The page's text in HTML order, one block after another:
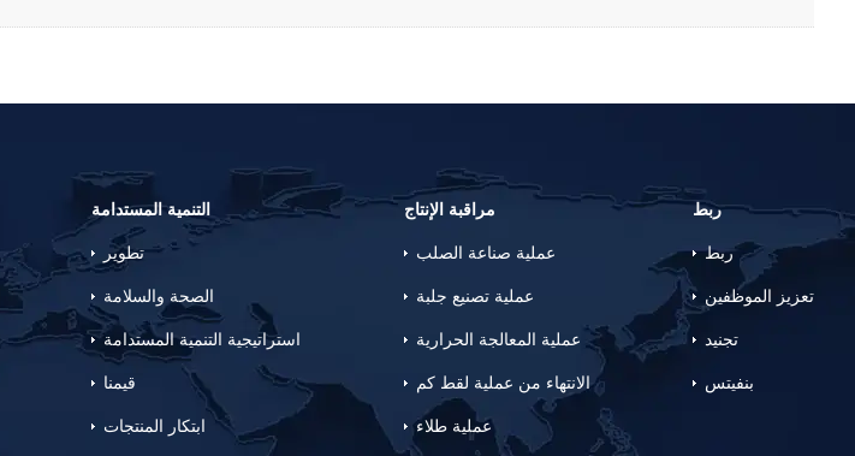
التنمية المستدامة
تطوير
الصحة والسلامة
استراتيجية التنمية المستدامة
قيمنا
ابتكار المنتجات
مراقبة الإنتاج
عملية صناعة الصلب
عملية تصنيع جلبة
عملية المعالجة الحرارية
الانتهاء من عملية لقط كم
عملية طلاء
ربط
ربط
تعزيز الموظفين
تجنيد
بنفيتس